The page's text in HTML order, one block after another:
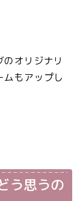
オリジナリ
ムもアップし
う思うの